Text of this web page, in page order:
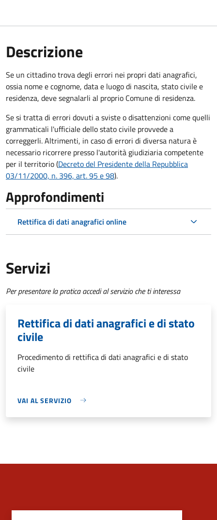
Descrizione
Se un cittadino trova degli errori nei propri dati anagrafici,
ossia nome e cognome, data e luogo di nascita, stato civile e
residenza, deve segnalarli al proprio Comune di residenza.
Se si tratta di errori dovuti a sviste o disattenzioni come quelli
grammaticali l'ufficiale dello stato civile provvede a
correggerli. Altrimenti, in caso di errori di diversa natura è
necessario ricorrere presso l'autorità giudiziaria competente
per il territorio (Decreto del Presidente della Repubblica
03/11/2000, n. 396, art. 95 e 98).
Approfondimenti
Rettifica di dati anagrafici online
Servizi
Per presentare la pratica accedi al servizio che ti interessa
Rettifica di dati anagrafici e di stato
civile
Procedimento di rettifica di dati anagrafici e di stato
civile
VAI AL SERVIZIO